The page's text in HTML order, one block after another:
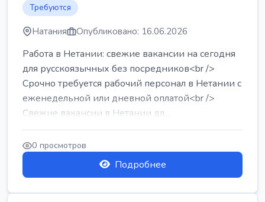
Требуются
Натания Опубликовано: 16.06.2026
Работа в Нетании: свежие вакансии на сегодня
для русскоязычных без посредников<br />
Срочно требуется рабочий персонал в Нетании с
еженедельной или дневной оплатой<br />
Свежие вакансии в Нетании дл...
0 просмотров
Подробнее